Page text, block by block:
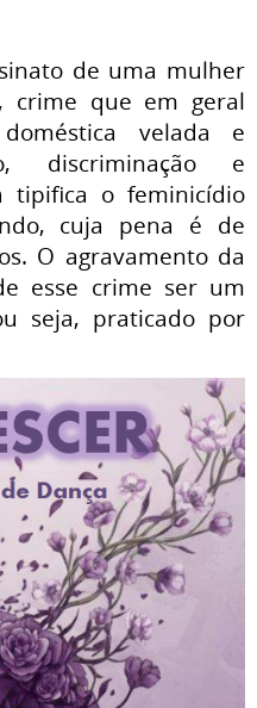
de uma mulher
crime que em geral
velada e
discriminação e
tipifica o feminicídio
cuja pena é de
O agravamento da
esse crime ser um
seja, praticado por